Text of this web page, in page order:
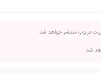
در وب منتشر خواهد شد.
شد.